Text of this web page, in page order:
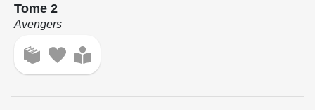
Tome 2
Avengers